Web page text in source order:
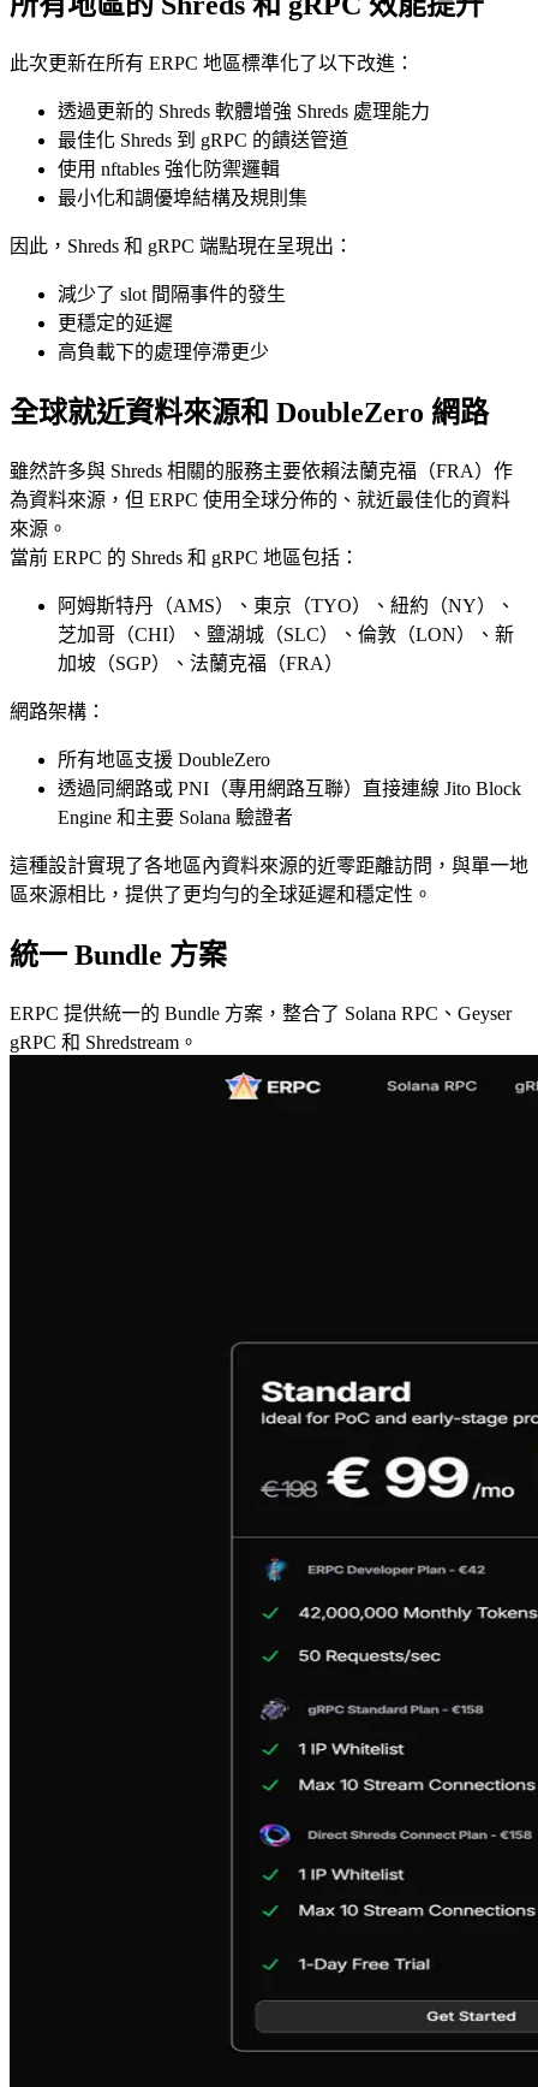
此次更新在所有 ERPC 地區標準化了以下改進：
透過更新的 Shreds 軟體增強 Shreds 處理能力
最佳化 Shreds 到 gRPC 的饋送管道
使用 nftables 強化防禦邏輯
最小化和調優埠結構及規則集
因此，Shreds 和 gRPC 端點現在呈現出：
減少了 slot 間隔事件的發生
更穩定的延遲
高負載下的處理停滯更少
全球就近資料來源和 DoubleZero 網路
雖然許多與 Shreds 相關的服務主要依賴法蘭克福（FRA）作
為資料來源，但 ERPC 使用全球分佈的、就近最佳化的資料
來源。
當前 ERPC 的 Shreds 和 gRPC 地區包括：
阿姆斯特丹（AMS）、東京（TYO）、紐約（NY）、
芝加哥（CHI）、鹽湖城（SLC）、倫敦（LON）、新
加坡（SGP）、法蘭克福（FRA）
網路架構：
所有地區支援 DoubleZero
透過同網路或 PNI（專用網路互聯）直接連線 Jito Block
Engine 和主要 Solana 驗證者
這種設計實現了各地區內資料來源的近零距離訪問，與單一地
區來源相比，提供了更均勻的全球延遲和穩定性。
統一 Bundle 方案
ERPC 提供統一的 Bundle 方案，整合了 Solana RPC、Geyser
gRPC 和 Shredstream。